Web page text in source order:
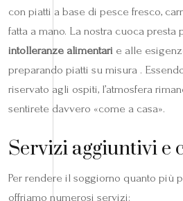
con piatti a base di pesce fresco,
fatta a mano. La nostra cuoca
intolleranze alimentari e alle
preparando piatti su misura .
riservato agli ospiti, l’atmosfera
sentirete davvero «come a casa».
Servizi aggiuntivi e
Per rendere il soggiorno quanto più
offriamo numerosi servizi: